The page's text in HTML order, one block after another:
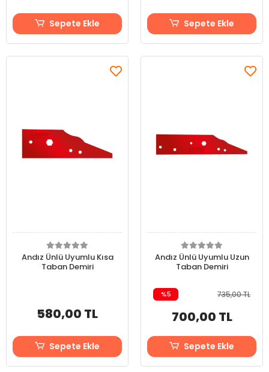
Sepete Ekle Sepete Ekle
Andız Ünlü Uyumlu Kısa
Taban Demiri
580,00 TL
Sepete Ekle
Andız Ünlü Uyumlu Uzun
Taban Demiri
%5 735,00 TL
700,00 TL
Sepete Ekle